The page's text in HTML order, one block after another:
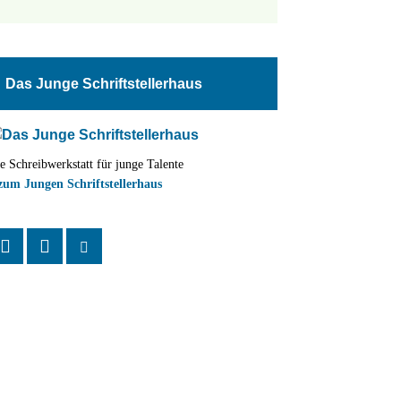
Das Junge Schriftstellerhaus
Schreibwerkstatt für junge Talente
Jungen Schriftstellerhaus